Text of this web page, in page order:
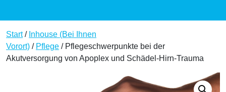
Start/ Inhouse (Bei Ihnen
Vorort) / Pflege / Pflegeschwerpunkte bei der
Akutversorgung von Apoplex und Schädel-Hirn-Trauma